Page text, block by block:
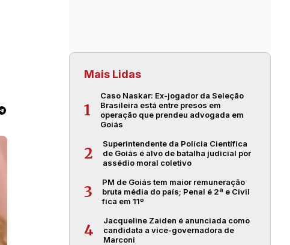
Mais Lidas
1
Caso Naskar: Ex-jogador da Seleção
Brasileira está entre presos em
operação que prendeu advogada em
Goiás
2
Superintendente da Polícia Científica
de Goiás é alvo de batalha judicial por
assédio moral coletivo
3
PM de Goiás tem maior remuneração
bruta média do país; Penal é 2ª e Civil
fica em 11º
4
Jacqueline Zaiden é anunciada como
candidata a vice-governadora de
Marconi